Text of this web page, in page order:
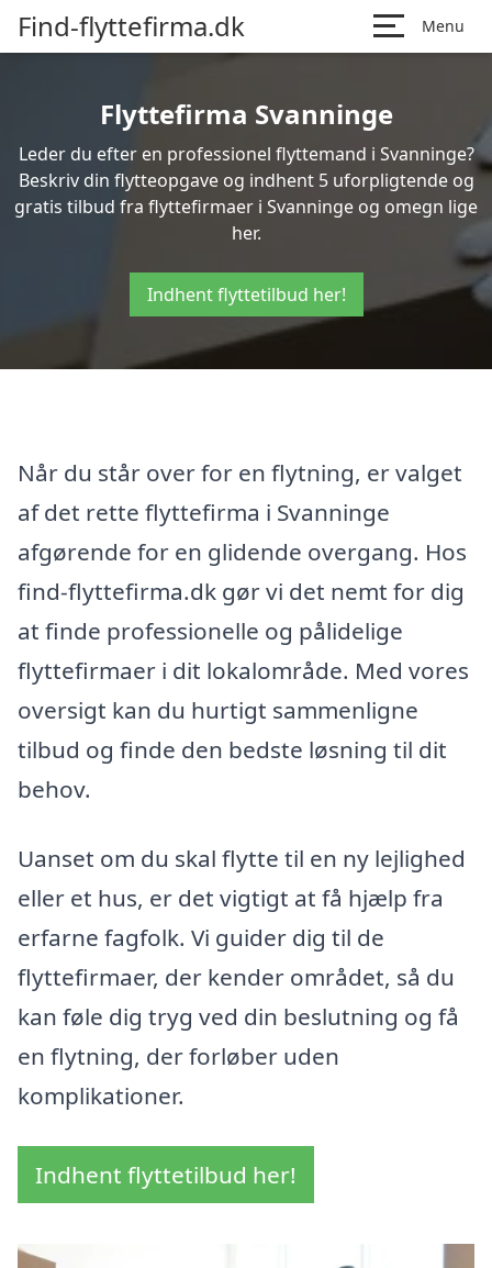
Find-flyttefirma.dk Menu
Flyttefirma Svanninge
Leder du efter en professionel flyttemand i Svanninge?
Beskriv din flytteopgave og indhent 5 uforpligtende og
gratis tilbud fra flyttefirmaer i Svanninge og omegn lige
her.
Indhent flyttetilbud her!
Når du står over for en flytning, er valget
af det rette flyttefirma i Svanninge
afgørende for en glidende overgang. Hos
find-flyttefirma.dk gør vi det nemt for dig
at finde professionelle og pålidelige
flyttefirmaer i dit lokalområde. Med vores
oversigt kan du hurtigt sammenligne
tilbud og finde den bedste løsning til dit
behov.
Uanset om du skal flytte til en ny lejlighed
eller et hus, er det vigtigt at få hjælp fra
erfarne fagfolk. Vi guider dig til de
flyttefirmaer, der kender området, så du
kan føle dig tryg ved din beslutning og få
en flytning, der forløber uden
komplikationer.
Indhent flyttetilbud her!